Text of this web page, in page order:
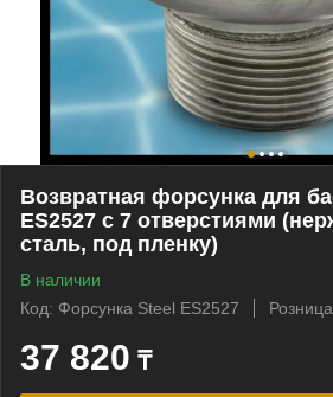
Возвратная форсунка для
ES2527 с 7 отверстиями
сталь, под пленку)
В наличии
Код: Форсунка Steel ES2527
Розница
37 820 ₸